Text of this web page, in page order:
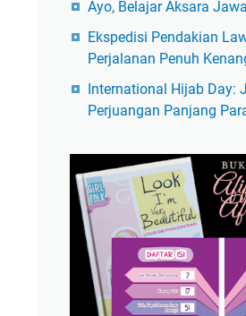
Ayo, Belajar Aksara
Ekspedisi Pendakian
Perjalanan Penuh
International Hijab Day:
Perjuangan Panjang